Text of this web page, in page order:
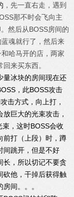
，先一直右走，遇到
那不时会飞向主
然后从BOSS房间的
魂就行了，然后来
哈马开的店，两家
来买东西。
量冰块的房间现在还
，此BOSS攻击
击方式，向上打，
巨大的光束攻击，
，这时BOSS会收
前打（上段）时，蹲
间跳开，但是不好
长，所以切记不要贪
砍他，干掉后获得触
间。。。